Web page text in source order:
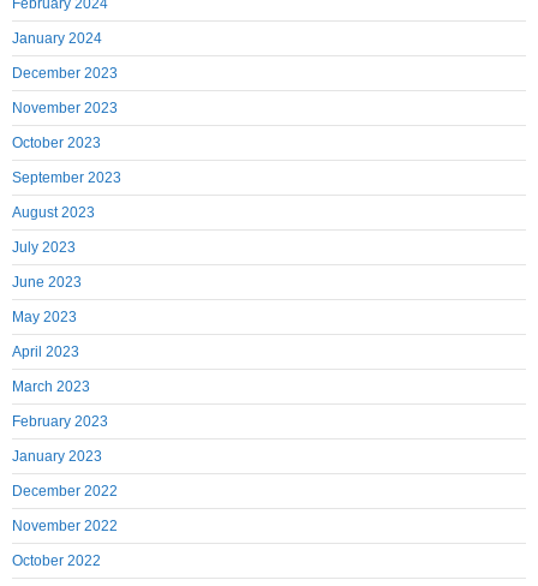
February 2024
January 2024
December 2023
November 2023
October 2023
September 2023
August 2023
July 2023
June 2023
May 2023
April 2023
March 2023
February 2023
January 2023
December 2022
November 2022
October 2022